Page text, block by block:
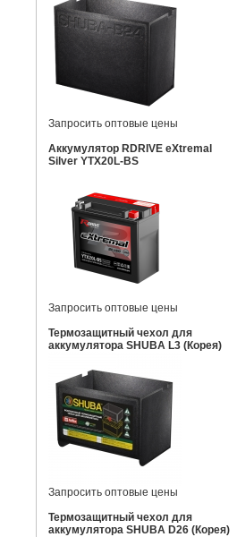
Запросить оптовые цены
Аккумулятор RDRIVE eXtremal
Silver YTX20L-BS
Запросить оптовые цены
Термозащитный чехол для
аккумулятора SHUBA L3 (Корея)
Запросить оптовые цены
Термозащитный чехол для
аккумулятора SHUBA D26 (Корея)